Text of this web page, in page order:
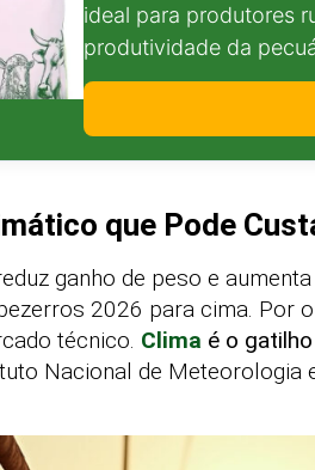
ideal para produtores
produtividade da
que Pode
ganho de peso e
2026 para cima. Por
técnico. Clima é o
Nacional de Meteorologia